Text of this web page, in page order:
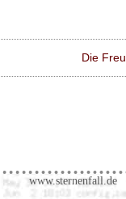
Die
www.sternenfall.de